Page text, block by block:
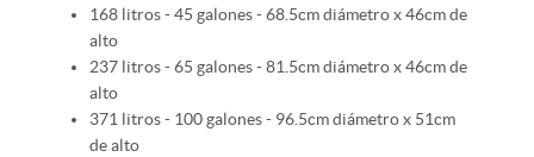
168 litros - 45 galones - 68.5cm diámetro x 46cm de
alto
237 litros - 65 galones - 81.5cm diámetro x 46cm de
alto
371 litros - 100 galones - 96.5cm diámetro x 51cm
de alto